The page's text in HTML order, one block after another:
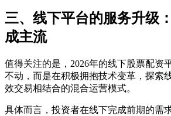
三、线下平台的服务升级
成主流
值得关注的是，2026年的线下股票配资
不动，而是在积极拥抱技术变革，探索
效交易相结合的混合运营模式。
具体而言，投资者在线下完成前期的需